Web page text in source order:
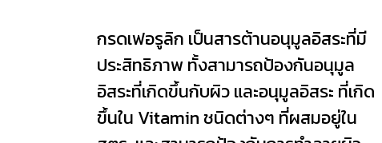
กรดเฟอรูลิก เป็นสารต้านอนุมูลอิสระที่มี
ประสิทธิภาพ ทั้งสามารถป้องกันอนุมูล
อิสระที่เกิดขึ้นกับผิว และอนุมูลอิสระ ที่เกิด
ขึ้นใน Vitamin ชนิดต่างๆ ที่ผสมอยู่ใน